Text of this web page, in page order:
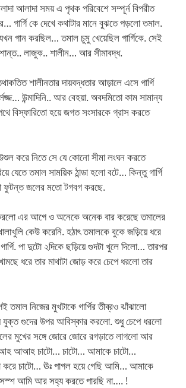
আলাদা সময় এ পৃথক পরিবেশে সম্পূর্ন বিপরীত
গার্গি কে দেখে কথাটার মানে বুঝতে পড়লো তমাল.
গান করছিল… তমাল চুমু খেয়েছিল গার্গিকে. সেই
শান্ত.. লাজুক.. শালীন… আর সীমাবদ্ধ.
শালীনতার দায়বদ্ধতার আড়ালে এসে গার্গি
উন্মাদিনি.. আর বেহয়া. অবদমিতো কাম সামান্য
বিস্ফারিতো হয়ে জগত সংসারকে গ্রাস করতে
করে নিতে সে যে কোনো সীমা লংঘন করতে
যেতে তমাল সাময়িক ঠান্ডা হলো বটে… কিন্তু গার্গি
ফুটন্ত জলের মতো টগবগ করছে.
করলো এর আগে ও অনেকে অনেক বার করেছে তমালের
কেউ করেনি. হঠাৎ তমালকে বুকে জড়িয়ে ধরে
পা দুটো ২দিকে ছড়িয়ে গুদটা খুলে দিলো… তারপর
ধরে তার মাথাটা জোড় করে চেপে ধরলো তার
নিজের মুখটাকে গার্গির তীব্রও ঝাঁঝালো
গুদের উপর আবিস্কার করলো. শুধু চেপে ধরলো
মুখের সঙ্গে জোরে জোরে রগড়াতে লাগলো আর
আআহ চাটো… চাটো… আমাকে চাটো…
চাটো… ঊঃ পাগল হয়ে গেছি আমি… আমাকে
আমি আর সহ্য করতে পারছি না…. !